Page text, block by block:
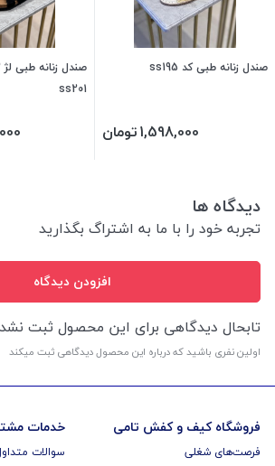
صندل زنانه طبی کد ss195
1,598,000تومان
ss201
دیدگاه ها
تجربه خود را با ما به اشتراگ بگذارید
افزودن دیدگاه
تابحال دیدگاهی برای این محصول ثبت
اولین نفری باشید که درباره این محصول دیدگاهی ثبت میکند
فروشگاه کیف و کفش تامی
فرصت‌های شغلی
خدمات
سوالات